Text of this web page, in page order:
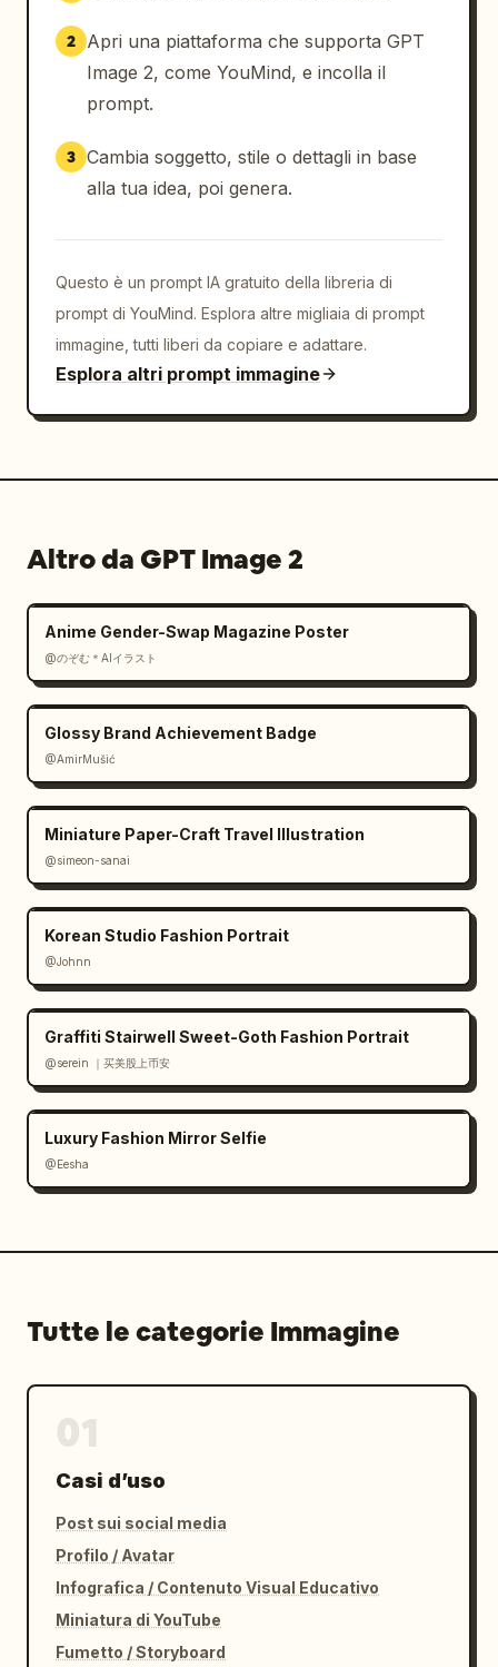
2
Apri una piattaforma che supporta GPT
Image 2, come YouMind, e incolla il
prompt.
3 Cambia soggetto, stile o dettagli in base
alla tua idea, poi genera.
Questo è un prompt IA gratuito della libreria di
prompt di YouMind. Esplora altre migliaia di prompt
immagine, tutti liberi da copiare e adattare.
Esplora altri prompt immagine
Altro da GPT Image 2
Anime Gender-Swap Magazine Poster
@のぞむ＊AIイラスト
Glossy Brand Achievement Badge
@AmirMušić
Miniature Paper-Craft Travel Illustration
@simeon-sanai
Korean Studio Fashion Portrait
@Johnn
Graffiti Stairwell Sweet-Goth Fashion Portrait
@serein ｜买美股上币安
Luxury Fashion Mirror Selfie
@Eesha
Tutte le categorie Immagine
Casi d’uso
Post sui social media
Profilo / Avatar
Infografica / Contenuto Visual Educativo
Miniatura di YouTube
Fumetto / Storyboard